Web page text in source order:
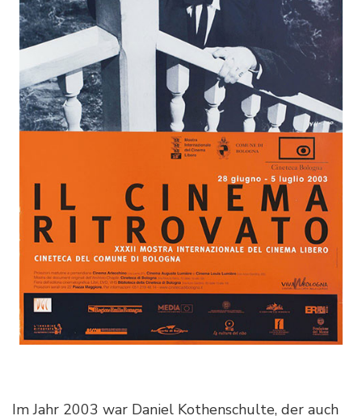
Im Jahr 2003 war Daniel Kothenschulte, der auch